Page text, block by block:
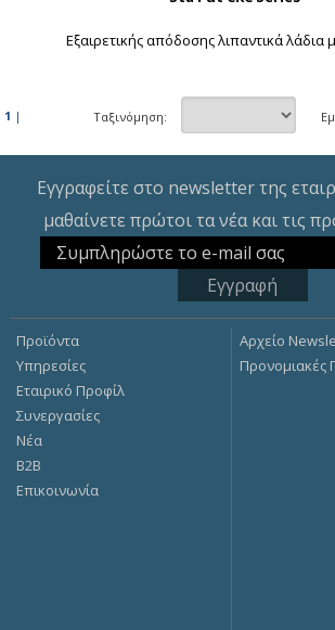
Εξαιρετικής απόδοσης λιπαντικά λάδια
1 | Ταξινόμηση:
Εγγραφείτε στο newsletter της
μαθαίνετε πρώτοι τα νέα και τις
Προϊόντα
Υπηρεσίες
Εταιρικό Προφίλ
Συνεργασίες
Νέα
Β2Β
Επικοινωνία
Αρχείο
Προνομιακές